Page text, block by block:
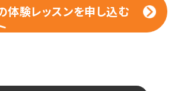
体験レッスンを申し込む
体験レッスンを申し込む